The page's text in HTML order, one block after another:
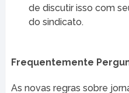
de discutir isso com
do sindicato.
Frequentemente
As novas regras sobre